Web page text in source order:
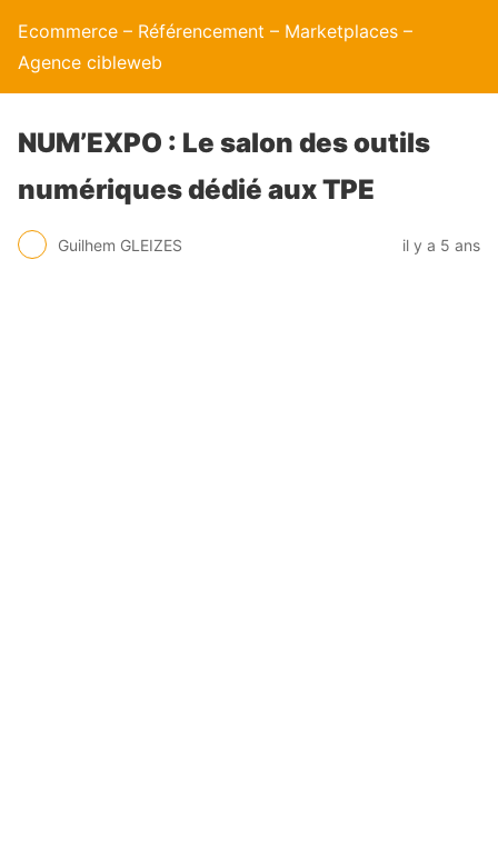
Ecommerce – Référencement – Marketplaces –
Agence cibleweb
NUM’EXPO : Le salon des outils
numériques dédié aux TPE
Guilhem GLEIZES il y a 5 ans